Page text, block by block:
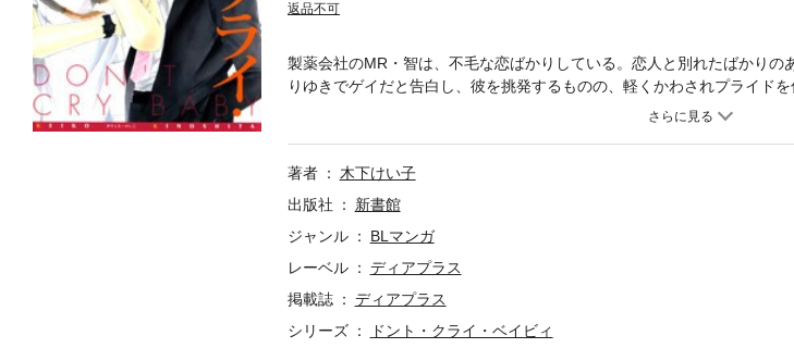
返品不可
製薬会社のMR・智は、不毛な恋ばかりしている。恋人と別れたばかりの
りゆきでゲイだと告白し、彼を挑発するものの、軽くかわされプライド
手にケガをさせられた智は、なぜか藤堂を頼ってしまい――？ 大人のため
著者
木下けい子
出版社
新書館
ジャンル
BLマンガ
レーベル
ディアプラス
掲載誌
ディアプラス
シリーズ
ドント・クライ・ベイビィ